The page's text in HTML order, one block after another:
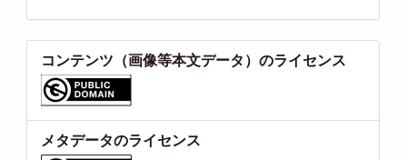
コンテンツ（画像等本文データ）のライセンス
メタデータのライセンス